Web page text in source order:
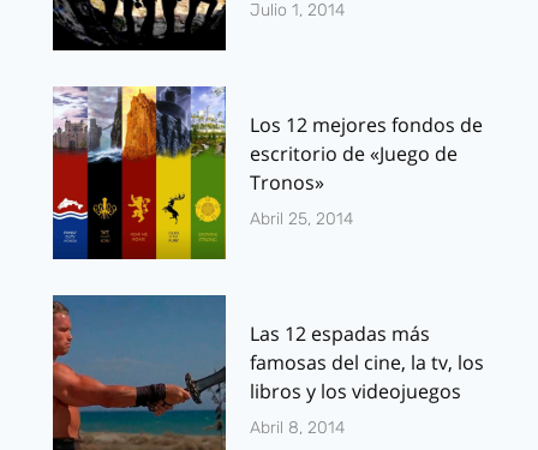
Julio 1, 2014
Los 12 mejores fondos de
escritorio de «Juego de
Tronos»
Abril 25, 2014
Las 12 espadas más
famosas del cine, la tv, los
libros y los videojuegos
Abril 8, 2014